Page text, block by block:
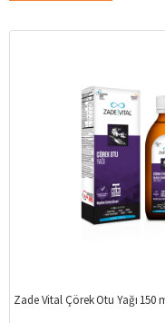
Zade Vital Çörek Otu Yağı 150